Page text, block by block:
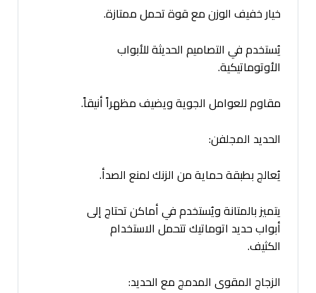
خيار خفيف الوزن مع قوة تحمل ممتازة.
يُستخدم في التصاميم الحديثة للأبواب
الأوتوماتيكية.
مقاوم للعوامل الجوية ويضيف مظهراً أنيقاً.
الحديد المجلفن:
يُعالج بطبقة حماية من الزنك لمنع الصدأ.
يتميز بالمتانة ويُستخدم في أماكن تحتاج إلى
أبواب حديد اتوماتيك تتحمل الاستخدام
الكثيف.
الزجاج المقوى المدمج مع الحديد: